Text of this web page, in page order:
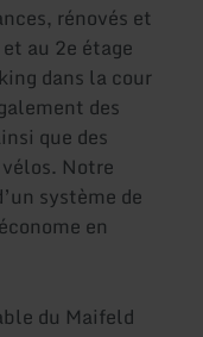
rénovés et
au 2e étage
dans la cour
des
que des
Notre
système de
en
du Maifeld